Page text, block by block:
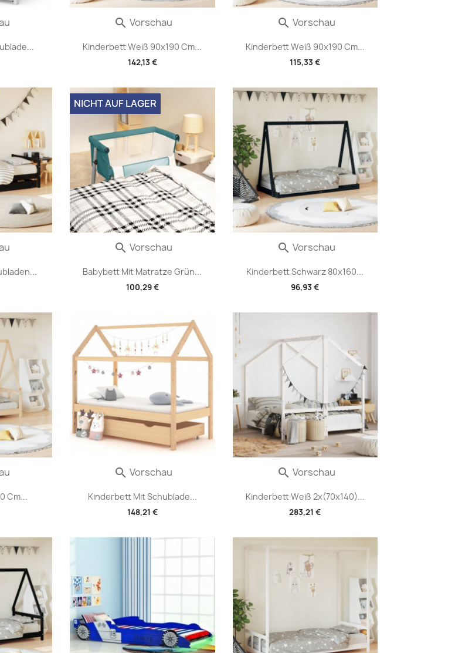
Kinderbett Weiß 90x190 Cm...
142,13 €
 Vorschau
Kinderbett Weiß 90x190 Cm...
115,33 €
 Vorschau
Babybett Mit Matratze Grün...
100,29 €
NICHT AUF LAGER
 Vorschau
Kinderbett Schwarz 80x160...
96,93 €
 Vorschau
Cm... Kinderbett Mit Schublade...
148,21 €
 Vorschau
Kinderbett Weiß 2x(70x140)...
283,21 €
 Vorschau